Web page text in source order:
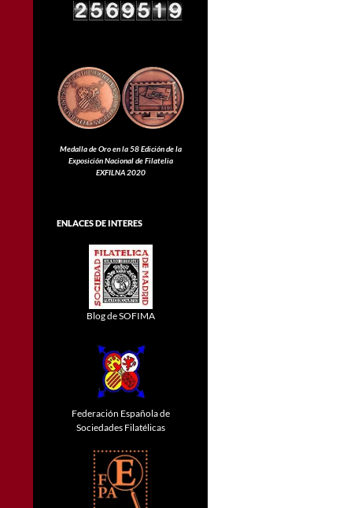
Medalla de Oro en la 58 Edición de la
Exposición Nacional de Filatelia
EXFILNA 2020
ENLACES DE INTERES
Blog de SOFIMA
Federación Española de
Sociedades Filatélicas